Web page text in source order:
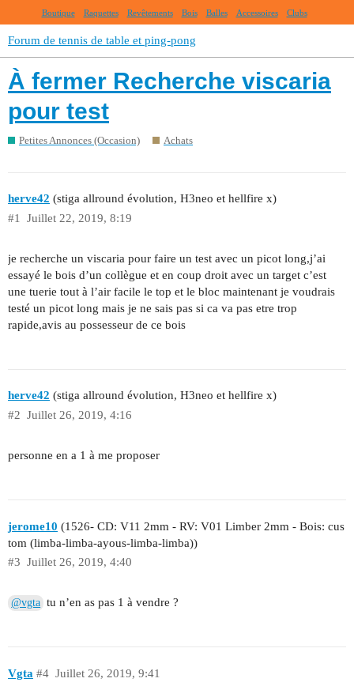
Boutique Raquettes Revêtements Bois Balles Accessoires Clubs
Forum de tennis de table et ping-pong
À fermer Recherche viscaria
pour test
Petites Annonces (Occasion) Achats
herve42 (stiga allround évolution, H3neo et hellfire x)
Juillet 22, 2019, 8:19
#1
je recherche un viscaria pour faire un test avec un picot long,j’ai
essayé le bois d’un collègue et en coup droit avec un target c’est
une tuerie tout à l’air facile le top et le bloc maintenant je voudrais
testé un picot long mais je ne sais pas si ca va pas etre trop
rapide,avis au possesseur de ce bois
herve42 (stiga allround évolution, H3neo et hellfire x)
Juillet 26, 2019, 4:16
#2
personne en a 1 à me proposer
jerome10 (1526- CD: V11 2mm - RV: V01 Limber 2mm - Bois: cus
tom (limba-limba-ayous-limba-limba))
Juillet 26, 2019, 4:40
#3
@vgta tu n’en as pas 1 à vendre ?
Vgta Juillet 26, 2019, 9:41
#4